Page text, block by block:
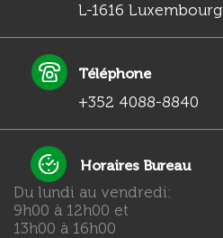
L-1616 Luxembourg
Téléphone
+352 4088-8840
Horaires Bureau
Du lundi au vendredi:
9h00 à 12h00 et
13h00 à 16h00